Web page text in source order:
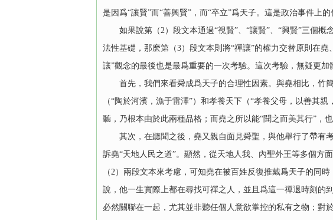
是因爲“讓賢”而“善興賢”，而“卒立”爲天子。這是政治事件上
如果說第（2）段文本通過“視賢”、“讓賢”、“興賢”三個概
法性基礎，那麽第（3）段文本則將“禪讓”的權力交替原則在
讓”觀念的最後也是最爲重要的一次考驗。這次考驗，無疑更加
首先，我們來看舜成爲天子的合理性因素。與堯相比，竹
（“陶於河濱，漁于雷澤”）和孝養天下（“孝養父母，以善其
聽，乃根本由於此兩種品格；而堯之所以能“聞之而美其行”，
其次，在聽聞之後，堯又親自面見舜聖，與他舉行了帶有考
訴堯“天地人民之道”。顯然，從天地人我、內聖外王等多個方
（2）兩段文本來考慮，可知堯在被百姓反復推戴爲天子的同
說，他一生實際上都在尋找可禪之人，並且爲這一禪退時刻的
必然關聯在一起，尤其並非聽任個人意欲掌控的私有之物；對